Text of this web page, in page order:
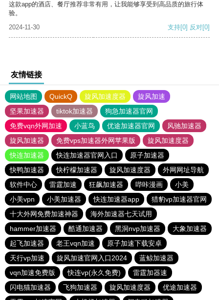
这款app的酒店、餐厅推荐非常有用，让我能够享受到高品质的旅行体
验。
2024-11-30
支持[0] 反对[0]
友情链接
网站地图 QuickQ 旋风加速度器
旋风加速
坚果加速器
tiktok加速器
狗急加速器官网
免费vqn外网加速
小蓝鸟 优途加速器官网
风驰加速器
旋风加速器
免费vps加速器外网苹果版
旋风加速度器
快连加速器
快连加速器官网入口
原子加速器
快鸭加速器
快柠檬加速器 旋风加速度器
外网网址导航
软件中心
雷霆加速 狂飙加速器 哔咔漫画
小美
小美vpn
小美加速器 快连加速器app
猎豹vp加速器官网
十大外网免费加速神器
海外加速器七天试用
hammer加速器
酷通加速器 黑洞nvp加速器
大象加速器
起飞加速器
老王vqn加速
原子加速下载安卓
天行vp加速
旋风加速官网入口2024
蓝鲸加速器
vqn加速免费版
快连vp(永久免费)
雷霆加器速
闪电猫加速器
飞狗加速器 旋风加速度器
优途加速器